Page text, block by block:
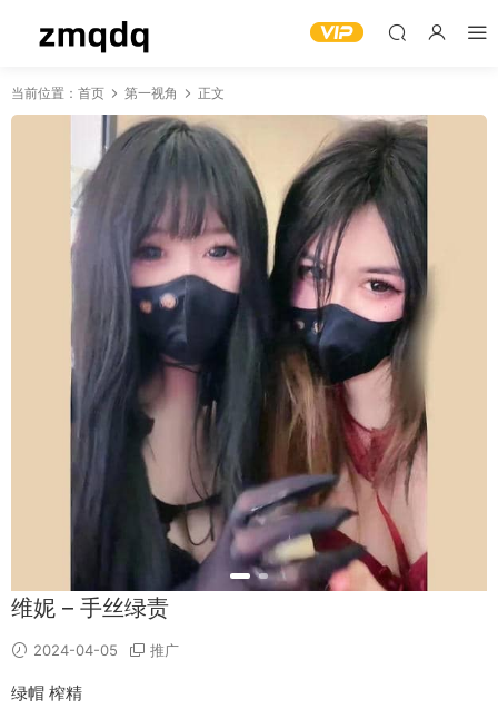
当前位置： 首页 第一视角 正文
维妮 – 手丝绿责
2024-04-05 推广
绿帽 榨精